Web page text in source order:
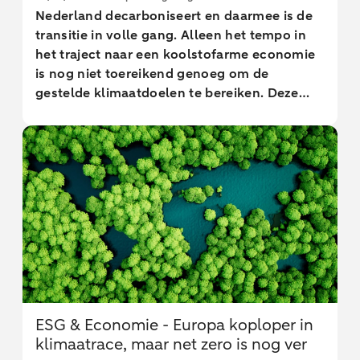
investeringen in opslag, netwerken en
flexibele infrastructuur tot gevolg om
daarmee een veerkrachtig energiesysteem te
realiseren.
Nederland decarboniseert en daarmee is de
transitie in volle gang. Alleen het tempo in
het traject naar een koolstofarme economie
is nog niet toereikend genoeg om de
gestelde klimaatdoelen te bereiken. Deze
op de achtergronden daarvan. Wij zien onder
andere dat de initiatieven tot decarboniseren
talrijk zijn en dat er inmiddels veel best
practices zijn aan te wijzen. Maar de
sectoren die verantwoordelijk zijn voor het
grootste deel uitstoot van broeikasgassen –
de energie-intensieve sectoren die onder het
EU emissiehandelsysteem vallen (EU ETS) –
staan nog steeds voor een grote uitdaging
om koolstofarm te worden. De
decarbonisatieoplossingen liggen voor veel
bedrijven in sectoren vaak binnen
ESG & Economie - Europa koploper in
klimaatrace, maar net zero is nog ver